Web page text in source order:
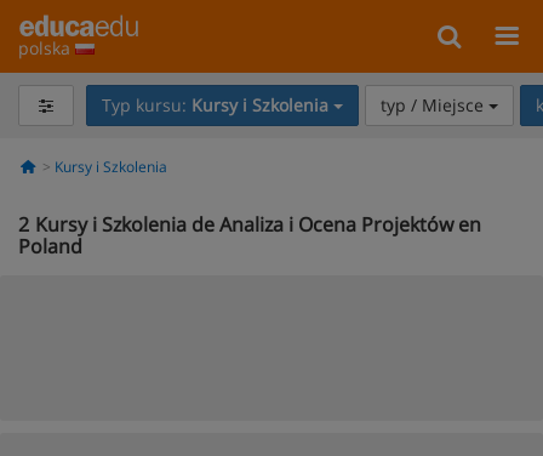
polska
Typ kursu: Kursy i Szkolenia typ / Miejsce
Kursy i Szkolenia
2 Kursy i Szkolenia de Analiza i Ocena Projektów en
Poland